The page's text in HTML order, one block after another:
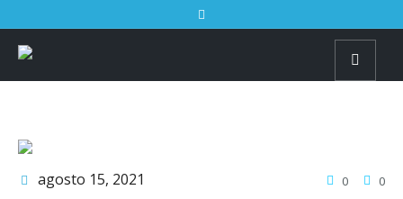
agosto 15, 2021 0 0